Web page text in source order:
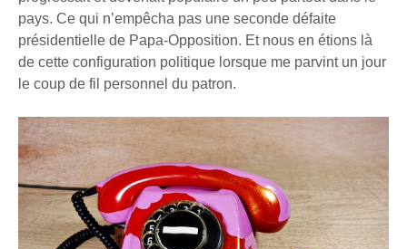
pays. Ce qui n’empêcha pas une seconde défaite
présidentielle de Papa-Opposition. Et nous en étions là
de cette configuration politique lorsque me parvint un jour
le coup de fil personnel du patron.